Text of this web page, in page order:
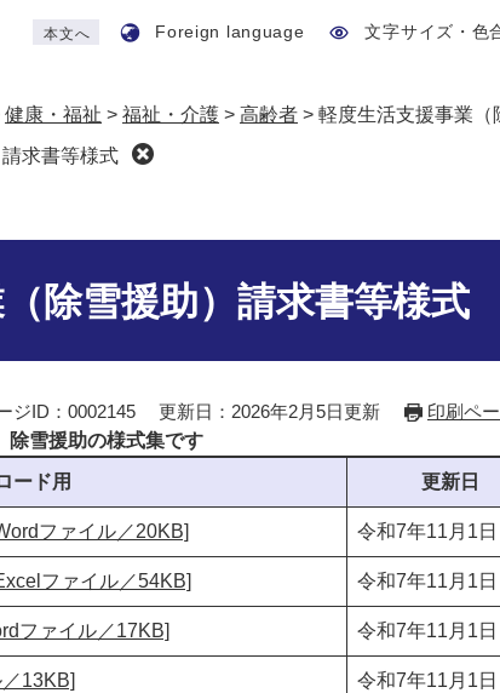
本文へ Foreign language 文字サイズ・色
健康・福祉 > 福祉・介護 > 高齢者 > 軽度生活支援事業（
求書等様式
除雪援助）請求書等様式
ジID：0002145 更新日：2026年2月5日更新
印刷ペ
除雪援助の様式集です
ード用
更新日
ファイル／20KB] 令和7年11月1日
ファイル／54KB] 令和7年11月1日
ファイル／17KB] 令和7年11月1日
13KB] 令和7年11月1日